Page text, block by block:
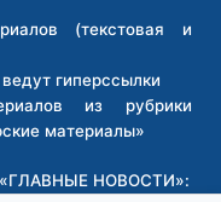
(текстовая и
гиперссылки
из рубрики
материалы»
«ГЛАВНЫЕ НОВОСТИ»: